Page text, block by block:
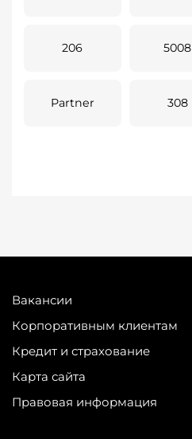
206 5008
Partner 308
Вакансии
Корпоративным клиентам
Кредит и страхование
Карта сайта
Правовая информация